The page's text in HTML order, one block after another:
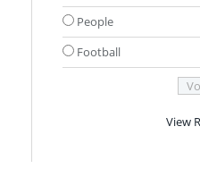
People
Football
View